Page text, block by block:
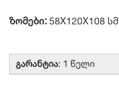
ზომები: 58X120X108 სმ
გარანტია: 1 წელი